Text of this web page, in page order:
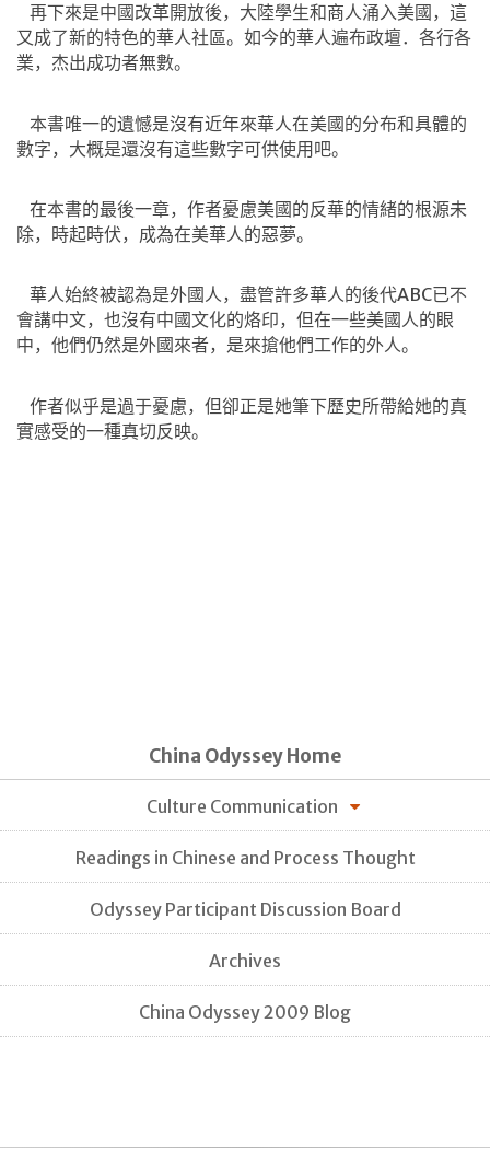
再下來是中國改革開放後，大陸學生和商人涌入美國，這
又成了新的特色的華人社區。如今的華人遍布政壇．各行各
業，杰出成功者無數。
本書唯一的遺憾是沒有近年來華人在美國的分布和具體的
數字，大概是還沒有這些數字可供使用吧。
在本書的最後一章，作者憂慮美國的反華的情緒的根源未
除，時起時伏，成為在美華人的惡夢。
華人始終被認為是外國人，盡管許多華人的後代ABC已不
會講中文，也沒有中國文化的烙印，但在一些美國人的眼
中，他們仍然是外國來者，是來搶他們工作的外人。
作者似乎是過于憂慮，但卻正是她筆下歷史所帶給她的真
實感受的一種真切反映。
China Odyssey Home
Culture Communication
Readings in Chinese and Process Thought
Odyssey Participant Discussion Board
Archives
China Odyssey 2009 Blog